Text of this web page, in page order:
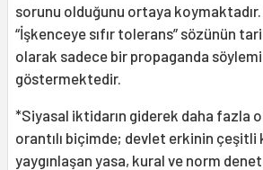
sorunu olduğunu ortaya
“İşkenceye sıfır tolerans” sözünün
olarak sadece bir propaganda
göstermektedir.
*Siyasal iktidarın giderek daha fazla
orantılı biçimde; devlet erkinin çeşitli
yaygınlaşan yasa, kural ve norm